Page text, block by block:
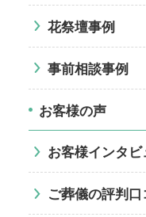
花祭壇事例
事前相談事例
お客様の声
お客様インタビ
ご葬儀の評判口